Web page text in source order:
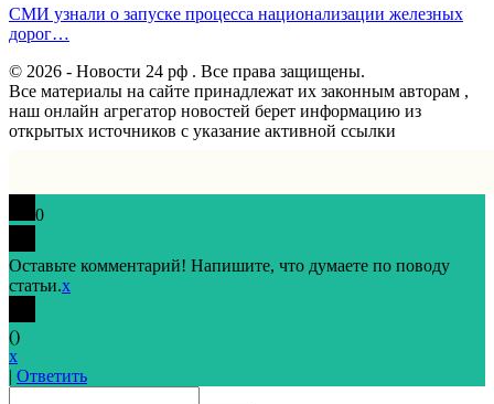
СМИ узнали о запуске процесса национализации железных
дорог…
© 2026 - Новости 24 рф . Все права защищены.
Все материалы на сайте принадлежат их законным авторам ,
наш онлайн агрегатор новостей берет информацию из
открытых источников с указание активной ссылки
0
Оставьте комментарий! Напишите, что думаете по поводу
статьи.x
()
x
| Ответить